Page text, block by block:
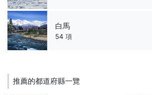
白馬
54 項
推薦的都道府縣一覽